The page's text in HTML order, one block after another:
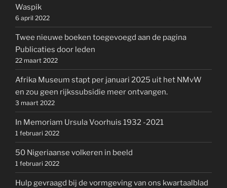
Waspik
6 april 2022
Twee nieuwe boeken toegevoegd aan de pagina
Publicaties door leden
22 maart 2022
Afrika Museum stapt per januari 2025 uit het NMvW
en zou geen rijkssubsidie meer ontvangen.
3 maart 2022
In Memoriam Ursula Voorhuis 1932 -2021
1 februari 2022
50 Nigeriaanse volkeren in beeld
1 februari 2022
Hulp gevraagd bij de vormgeving van ons kwartaalblad